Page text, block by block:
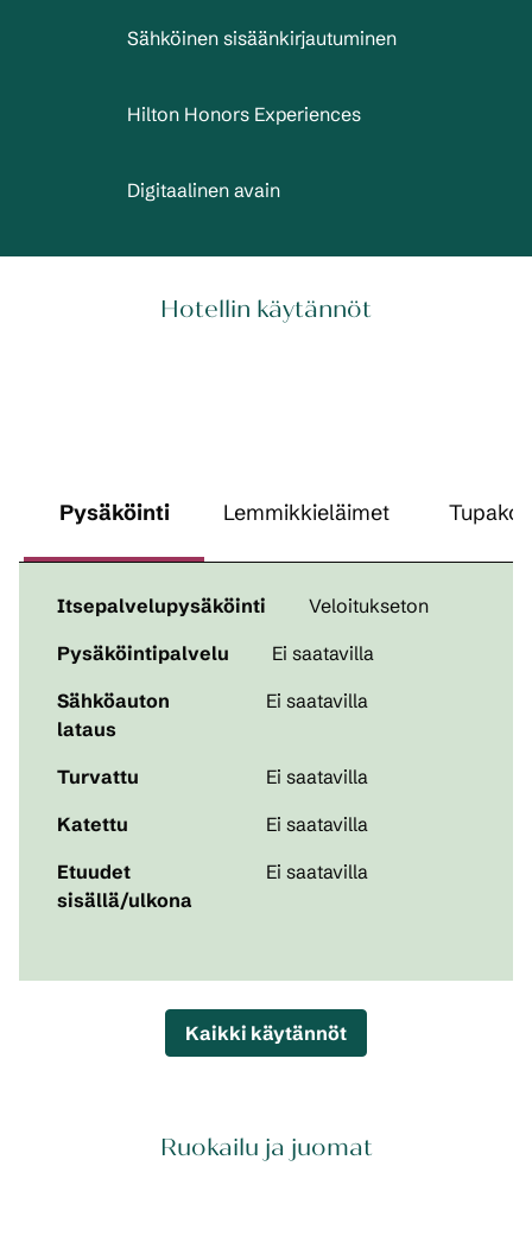
Sähköinen sisäänkirjautuminen
Hilton Honors Experiences
Digitaalinen avain
Hotellin käytännöt
Pysäköinti Lemmikkieläimet
Itsepalvelupysäköinti
Veloitukseton
Pysäköintipalvelu
Ei saatavilla
Sähköauton
lataus
Ei saatavilla
Turvattu
Ei saatavilla
Katettu
Ei saatavilla
Etuudet
sisällä/ulkona
Ei saatavilla
Kaikki käytännöt
Ruokailu ja juomat